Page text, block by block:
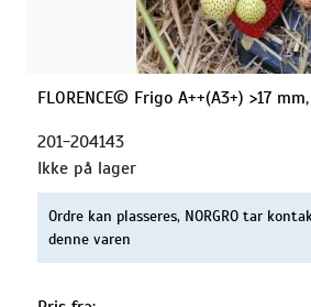
FLORENCE© Frigo A++(A3+) >17
201-204143
Ikke på lager
Ordre kan plasseres, NORGRO tar
denne varen